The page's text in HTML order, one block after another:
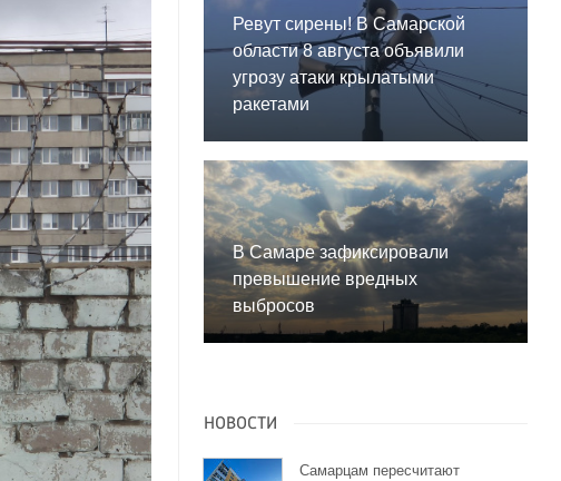
Ревут сирены! В Самарской
области 8 августа объявили
угрозу атаки крылатыми
ракетами
В Самаре зафиксировали
превышение вредных
выбросов
НОВОСТИ
Самарцам пересчитают